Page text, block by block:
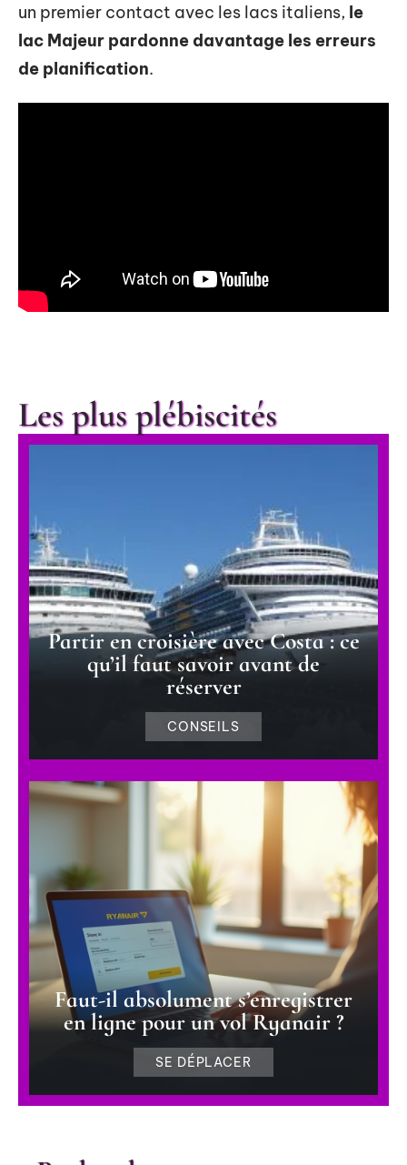
un premier contact avec les lacs italiens, le
lac Majeur pardonne davantage les erreurs
de planification.
Les plus plébiscités
Partir en croisière avec Costa : ce
qu’il faut savoir avant de
réserver
CONSEILS
Faut-il absolument s’enregistrer
en ligne pour un vol Ryanair ?
SE DÉPLACER